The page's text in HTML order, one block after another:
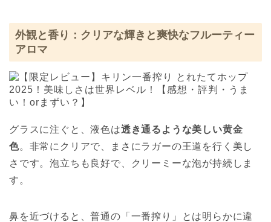
外観と香り：クリアな輝きと爽快なフルーティー
アロマ
グラスに注ぐと、液色は透き通るような美しい黄金
色。非常にクリアで、まさにラガーの王道を行く美し
さです。泡立ちも良好で、クリーミーな泡が持続しま
す。
鼻を近づけると、普通の「一番搾り」とは明らかに違